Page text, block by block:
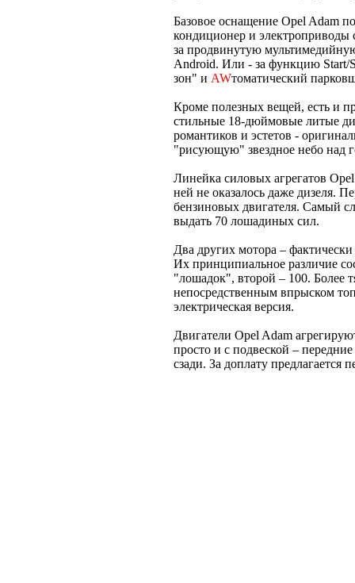
Базовое оснащение Opel Adam
кондиционер и электроприводы
за продвинутую
Android. Или - за функцию Start/
зон" и AWтоматический
Кроме полезных вещей, есть и
стильные 18-дюймовые литые
романтиков и эстетов -
"рисующую" звездное небо над
Линейка силовых агрегатов
ней не оказалось даже дизеля.
бензиновых двигателя. Самый
выдать 70 лошадиных сил.
Два других мотора –
Их принципиальное различие
"лошадок", второй – 100. Более
непосредственным впрыском
электрическая версия.
Двигатели Opel Adam
просто и с подвеской –
сзади. За доплату предлагается